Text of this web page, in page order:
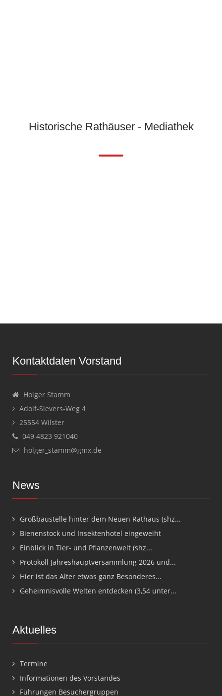
Historische Rathäuser - Mediathek
Kontaktdaten Vorstand
Holger Stamm
Adolf-Sievers-Weg 4
25554 Wilster
049 4823 921040
holger_stamm@gmx.de
News
Großbaustelle hinter dem Neuen Rathaus (shz...
Bienenstock und Insektenhotel eingeweiht
Einblick in Tier- und Pflanzenwelt (shz...
Protokoll Jahreshauptversammlung 2026 und...
Hier ist das Alter etwas ganz Besonderes...
Geheimnisvolle Welten entdecken (3,54 unter...
Aktuelles
Termine
Informationen des Vorstandes
Führungen Besuchergruppen